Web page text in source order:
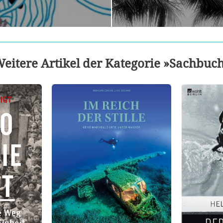
Artikel der Kategorie